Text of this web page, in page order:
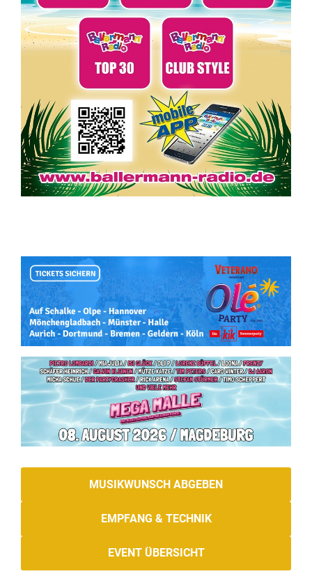
MUSIKWUNSCH ABGEBEN
EMPFANG & TECHNIK
EVENT ÜBERSICHT